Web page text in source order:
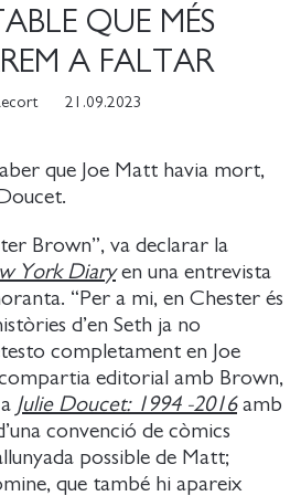
QUE MÉS
A FALTAR
21.09.2023
que Joe Matt havia mort,
Brown”, va declarar la
York Diaryen una entrevista
“Per a mi, en Chester és
d’en Seth ja no
completament en Joe
editorial amb Brown,
Julie Doucet: 1994 -2016amb
convenció de còmics
possible de Matt;
que també hi apareix